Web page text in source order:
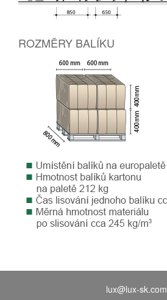
ROZMĚRY BALÍKU
lux@lux-sk.com